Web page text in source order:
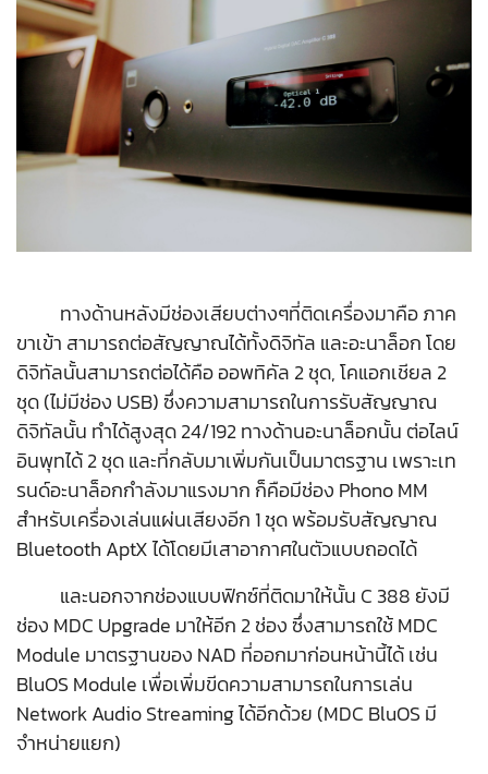
ทางด้านหลังมีช่องเสียบต่างๆที่ติดเครื่องมาคือ ภาค
ขาเข้า สามารถต่อสัญญาณได้ทั้งดิจิทัล และอะนาล็อก โดย
ดิจิทัลนั้นสามารถต่อได้คือ ออพทิคัล 2 ชุด, โคแอกเชียล 2
ชุด (ไม่มีช่อง USB) ซึ่งความสามารถในการรับสัญญาณ
ดิจิทัลนั้น ทำได้สูงสุด 24/192 ทางด้านอะนาล็อกนั้น ต่อไลน์
อินพุทได้ 2 ชุด และที่กลับมาเพิ่มกันเป็นมาตรฐาน เพราะเท
รนด์อะนาล็อกกำลังมาแรงมาก ก็คือมีช่อง Phono MM
สำหรับเครื่องเล่นแผ่นเสียงอีก 1 ชุด พร้อมรับสัญญาณ
Bluetooth AptX ได้โดยมีเสาอากาศในตัวแบบถอดได้
และนอกจากช่องแบบฟิกซ์ที่ติดมาให้นั้น C 388 ยังมี
ช่อง MDC Upgrade มาให้อีก 2 ช่อง ซึ่งสามารถใช้ MDC
Module มาตรฐานของ NAD ที่ออกมาก่อนหน้านี้ได้ เช่น
BluOS Module เพื่อเพิ่มขีดความสามารถในการเล่น
Network Audio Streaming ได้อีกด้วย (MDC BluOS มี
จำหน่ายแยก)